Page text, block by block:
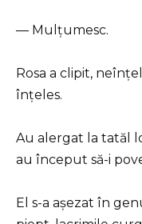
— Mulțumesc.
Rosa a clipit,
înțeles.
Au alergat la tatăl
au început să-i
El s-a așezat în